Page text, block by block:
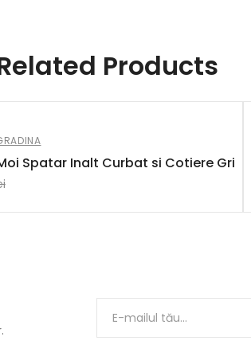
Products
Spatar Inalt Curbat si Cotiere Gri